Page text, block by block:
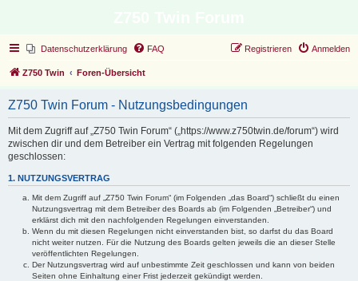
Datenschutzerklärung FAQ Anmelden
Registrieren
Z750 Twin Foren-Übersicht
Z750 Twin Forum - Nutzungsbedingungen
Mit dem Zugriff auf „Z750 Twin Forum“ („https://www.z750twin.de/forum“) wird
zwischen dir und dem Betreiber ein Vertrag mit folgenden Regelungen
geschlossen:
1. NUTZUNGSVERTRAG
Mit dem Zugriff auf „Z750 Twin Forum“ (im Folgenden „das Board“) schließt du einen
Nutzungsvertrag mit dem Betreiber des Boards ab (im Folgenden „Betreiber“) und
erklärst dich mit den nachfolgenden Regelungen einverstanden.
Wenn du mit diesen Regelungen nicht einverstanden bist, so darfst du das Board
nicht weiter nutzen. Für die Nutzung des Boards gelten jeweils die an dieser Stelle
veröffentlichten Regelungen.
Der Nutzungsvertrag wird auf unbestimmte Zeit geschlossen und kann von beiden
Seiten ohne Einhaltung einer Frist jederzeit gekündigt werden.